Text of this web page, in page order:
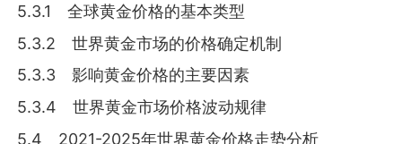
5.3.1 全球黄金价格的基本类型
5.3.2 世界黄金市场的价格确定机制
5.3.3 影响黄金价格的主要因素
5.3.4 世界黄金市场价格波动规律
5.4 2021-2025年世界黄金价格走势分析